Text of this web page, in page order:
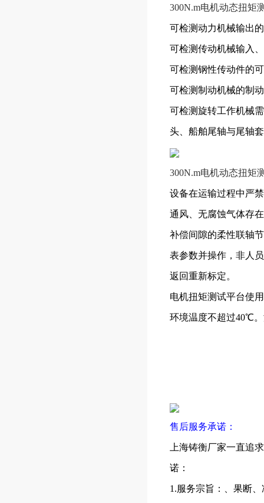
300N.m电机动态扭矩
可检测动力机械输出
可检测传动机械输入
可检测钢性传动件的
可检测制动机械的制
可检测旋转工作机械
头、船舶尾轴与尾轴
300N.m电机动态扭矩
设备在运输过程中严
通风、无腐蚀气体存
补偿间隙的柔性联轴
表参数并操作，非人
返回重新标定。
电机扭矩测试平台使
环境温度不超过40℃
售后服务承诺：
上海铸衡厂家一直追
诺：
1.服务宗旨：、果断